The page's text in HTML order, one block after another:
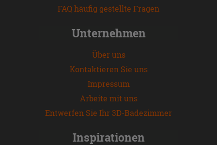
FAQ häufig gestellte Fragen
Unternehmen
Über uns
Kontaktieren Sie uns
Impressum
Arbeite mit uns
Entwerfen Sie Ihr 3D-Badezimmer
Inspirationen